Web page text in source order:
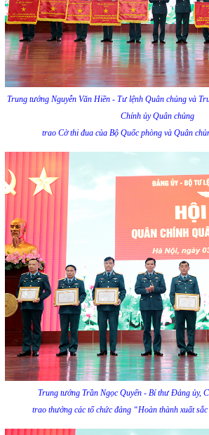
Trung tướng Nguyễn Văn Hiền - Tư lệnh Quân chủng và
Chính ủy Quân chủng
trao Cờ thi đua của Bộ Quốc phòng và Quân
Trung tướng Trần Ngọc Quyến - Bí thư Đảng ủy,
trao thưởng các tổ chức đảng “Hoàn thành xuất sắc